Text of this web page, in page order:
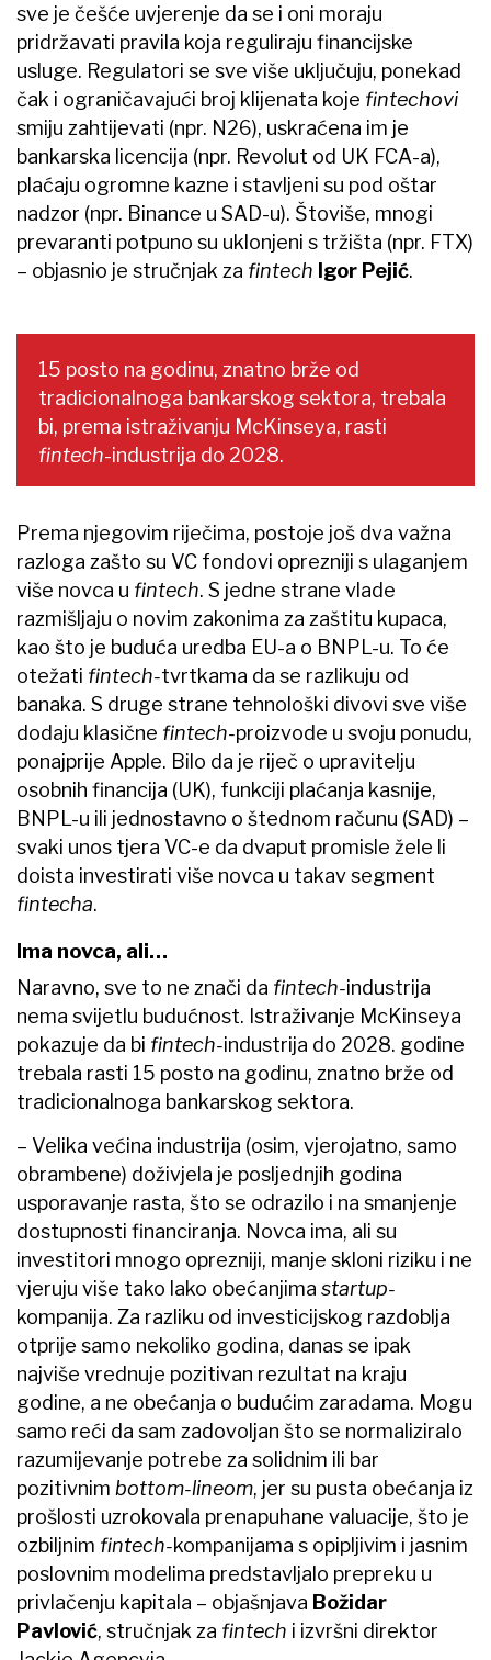
sve je češće uvjerenje da se i oni moraju
pridržavati pravila koja reguliraju financijske
usluge. Regulatori se sve više uključuju, ponekad
čak i ograničavajući broj klijenata koje fintechovi
smiju zahtijevati (npr. N26), uskraćena im je
bankarska licencija (npr. Revolut od UK FCA-a),
plaćaju ogromne kazne i stavljeni su pod oštar
nadzor (npr. Binance u SAD-u). Štoviše, mnogi
prevaranti potpuno su uklonjeni s tržišta (npr. FTX)
– objasnio je stručnjak za fintech Igor Pejić.
15 posto na godinu, znatno brže od
tradicionalnoga bankarskog sektora, trebala
bi, prema istraživanju McKinseya, rasti
fintech-industrija do 2028.
Prema njegovim riječima, postoje još dva važna
razloga zašto su VC fondovi oprezniji s ulaganjem
više novca u fintech. S jedne strane vlade
razmišljaju o novim zakonima za zaštitu kupaca,
kao što je buduća uredba EU-a o BNPL-u. To će
otežati fintech-tvrtkama da se razlikuju od
banaka. S druge strane tehnološki divovi sve više
dodaju klasične fintech-proizvode u svoju ponudu,
ponajprije Apple. Bilo da je riječ o upravitelju
osobnih financija (UK), funkciji plaćanja kasnije,
BNPL-u ili jednostavno o štednom računu (SAD) –
svaki unos tjera VC-e da dvaput promisle žele li
doista investirati više novca u takav segment
fintecha.
Ima novca, ali…
Naravno, sve to ne znači da fintech-industrija
nema svijetlu budućnost. Istraživanje McKinseya
pokazuje da bi fintech-industrija do 2028. godine
trebala rasti 15 posto na godinu, znatno brže od
tradicionalnoga bankarskog sektora.
– Velika većina industrija (osim, vjerojatno, samo
obrambene) doživjela je posljednjih godina
usporavanje rasta, što se odrazilo i na smanjenje
dostupnosti financiranja. Novca ima, ali su
investitori mnogo oprezniji, manje skloni riziku i ne
vjeruju više tako lako obećanjima startup-
kompanija. Za razliku od investicijskog razdoblja
otprije samo nekoliko godina, danas se ipak
najviše vrednuje pozitivan rezultat na kraju
godine, a ne obećanja o budućim zaradama. Mogu
samo reći da sam zadovoljan što se normaliziralo
razumijevanje potrebe za solidnim ili bar
pozitivnim bottom-lineom, jer su pusta obećanja iz
prošlosti uzrokovala prenapuhane valuacije, što je
ozbiljnim fintech-kompanijama s opipljivim i jasnim
poslovnim modelima predstavljalo prepreku u
privlačenju kapitala – objašnjava Božidar
Pavlović, stručnjak za fintech i izvršni direktor